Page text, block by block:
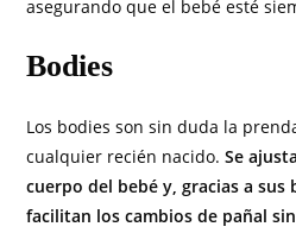
asegurando que el bebé esté
Bodies
Los bodies son sin duda la
cualquier recién nacido.Se
cuerpo del bebé y, gracias a sus
facilitan los cambios de pañal